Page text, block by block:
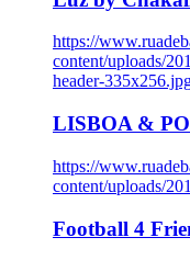
https://
content/uploads/
header-
LISBOA &
https://
content/uploads/
Football 4